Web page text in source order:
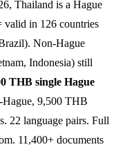
Thailand is a Hague
in 126 countries
Non-Hague
Indonesia) still
THB single Hague
9,500 THB
22 language pairs. Full
11,400+ documents